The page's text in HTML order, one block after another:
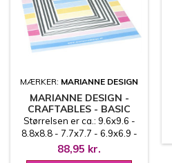
MÆRKER: MARIANNE DESIGN
MARIANNE DESIGN -
CRAFTABLES - BASIC
SQUARES - CR1718
Størrelsen er ca.: 9.6x9.6 -
8.8x8.8 - 7.7x7.7 - 6.9x6.9 -
5.9x5.9 - 5.1x5.1 cm
88,95 kr.